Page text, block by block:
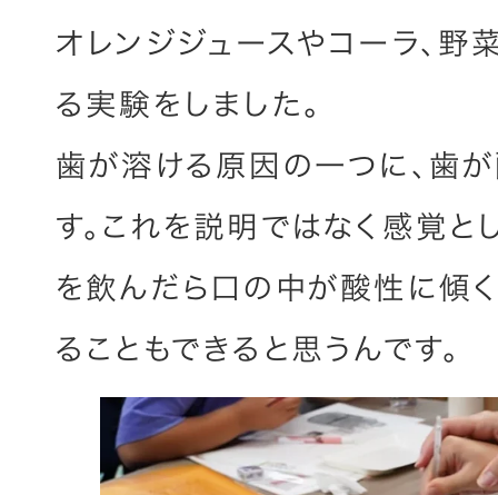
オレンジジュースやコーラ、野
る実験をしました。
歯が溶ける原因の一つに、歯
す。これを説明ではなく感覚と
を飲んだら口の中が酸性に傾
ることもできると思うんです。